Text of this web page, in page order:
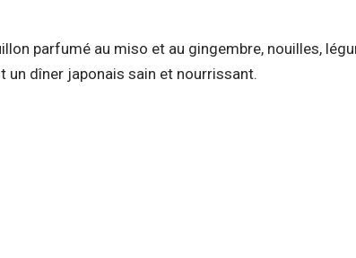
parfumé au miso et au gingembre, nouilles,
un dîner japonais sain et nourrissant.